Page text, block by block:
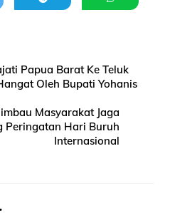
Papua Barat Ke Teluk
Oleh Bupati Yohanis
Masyarakat Jaga
Peringatan Hari Buruh
Internasional